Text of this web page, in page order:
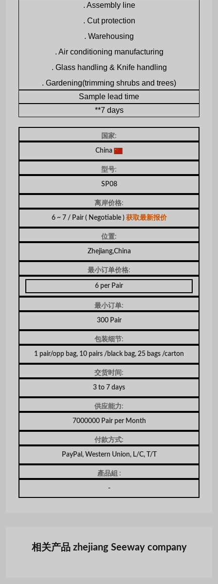
. Assembly line
. Cut protection
. Warehousing
. Air conditioning manufacturing
. Glass handling & Knife handling
. Gardening(trimming shrubs and trees)
Sample lead time
**7 days
国家:
China
型号:
SP08
离岸价格:
6 ~ 7 / Pair ( Negotiable ) 获取最新报价
位置:
Zhejiang,China
最小订单价格:
6 per Pair
最小订单:
300 Pair
包装细节:
1 pair/opp bag, 10 pairs /black bag, 25 bags /carton
交货时间:
3 to 7 days
供应能力:
7000000 Pair per Month
付款方式:
PayPal, Western Union, L/C, T/T
產品組 :
-
相关产品 zhejiang Seeway company